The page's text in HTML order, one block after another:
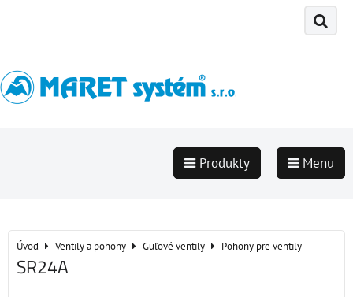
Produkty Menu
Úvod Ventily a pohony Guľové ventily Pohony pre ventily
SR24A